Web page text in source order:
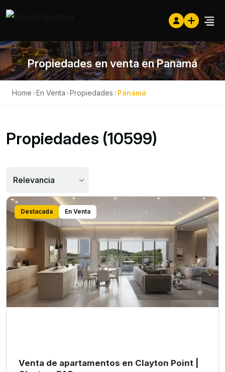
Propiedades en venta en Panamá
Home ›En Venta ›Propiedades ›Panamá
Propiedades (10599)
Relevancia
Destacada En Venta
Venta de apartamentos en Clayton Point |